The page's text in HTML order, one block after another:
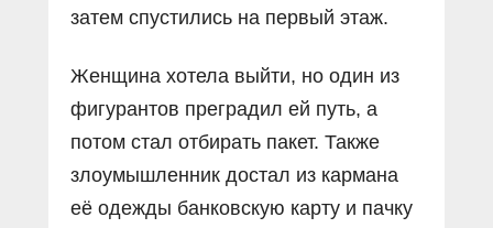
затем спустились на первый этаж.
Женщина хотела выйти, но один из
фигурантов преградил ей путь, а
потом стал отбирать пакет. Также
злоумышленник достал из кармана
её одежды банковскую карту и пачку